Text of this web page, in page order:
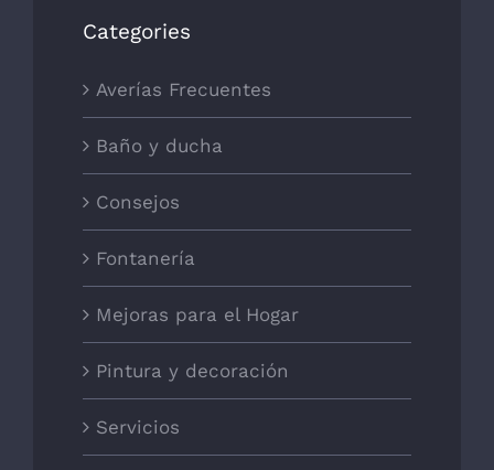
Categories
Averías Frecuentes
Baño y ducha
Consejos
Fontanería
Mejoras para el Hogar
Pintura y decoración
Servicios